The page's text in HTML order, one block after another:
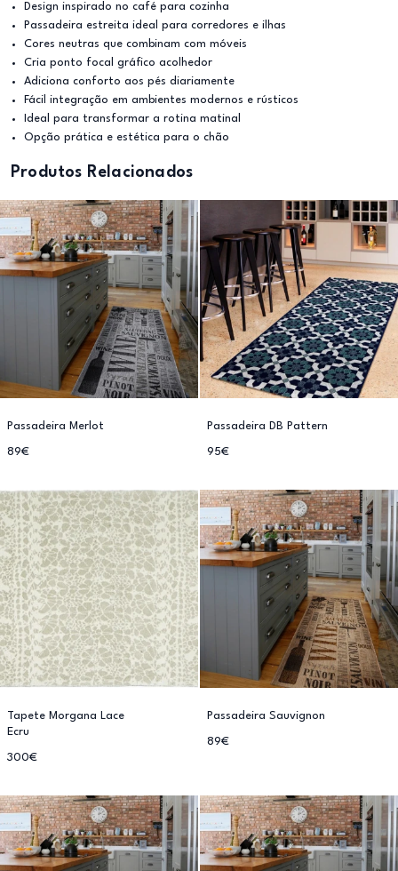
Design inspirado no café para cozinha
Passadeira estreita ideal para corredores e ilhas
Cores neutras que combinam com móveis
Cria ponto focal gráfico acolhedor
Adiciona conforto aos pés diariamente
Fácil integração em ambientes modernos e rústicos
Ideal para transformar a rotina matinal
Opção prática e estética para o chão
Produtos Relacionados
Passadeira Merlot
89€
Passadeira DB Pattern
95€
Tapete Morgana Lace
Ecru
300€
Passadeira Sauvignon
89€